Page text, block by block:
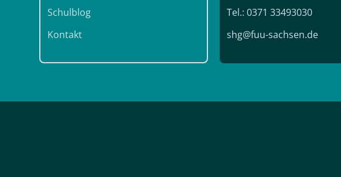
Schulblog
Kontakt
Tel.: 0371 33493030
shg@fuu-sachsen.de